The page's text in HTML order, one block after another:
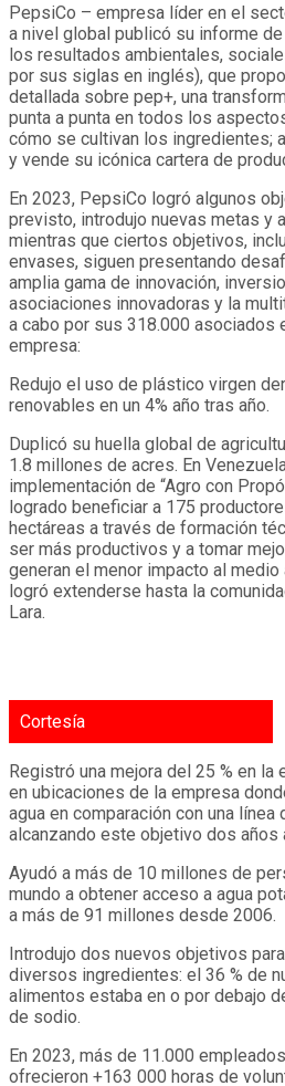
PepsiCo – empresa líder en el
a nivel global publicó su informe
los resultados ambientales,
por sus siglas en inglés), que
detallada sobre pep+, una
punta a punta en todos los
cómo se cultivan los ingredientes;
y vende su icónica cartera de
En 2023, PepsiCo logró algunos
previsto, introdujo nuevas metas y
mientras que ciertos objetivos,
envases, siguen presentando
amplia gama de innovación,
asociaciones innovadoras y la
a cabo por sus 318.000 asociados
empresa:
Redujo el uso de plástico virgen
renovables en un 4% año tras año.
Duplicó su huella global de
1.8 millones de acres. En
implementación de “Agro con
logrado beneficiar a 175
hectáreas a través de formación
ser más productivos y a tomar
generan el menor impacto al medio
logró extenderse hasta la
Lara.
Cortesía
Registró una mejora del 25 % en
en ubicaciones de la empresa
agua en comparación con una línea
alcanzando este objetivo dos años
Ayudó a más de 10 millones de
mundo a obtener acceso a agua
a más de 91 millones desde 2006.
Introdujo dos nuevos objetivos
diversos ingredientes: el 36 % de
alimentos estaba en o por debajo
de sodio.
En 2023, más de 11.000
ofrecieron +163 000 horas de